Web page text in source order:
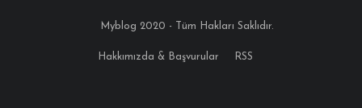
Myblog 2020 - Tüm Hakları Saklıdır.
Hakkımızda & Başvurular RSS